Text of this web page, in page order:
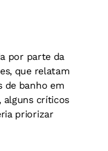
por parte da
que relatam
de banho em
alguns críticos
priorizar